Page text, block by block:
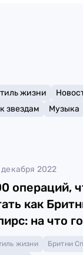
жизни
звездам Музыка
2022
операций,
как
на что
жизни
Бритни